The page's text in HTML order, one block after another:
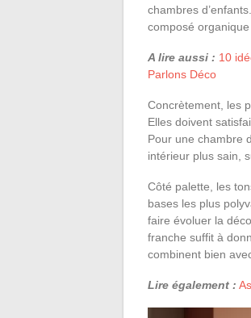
chambres
composé
A lire aussi : 10
Parlons Déco
Concrètement, les
Elles doivent
Pour une chambre
intérieur plus sain,
Côté palette, les
bases les plus
faire évoluer la
franche suffit à
combinent bien
Lire également :